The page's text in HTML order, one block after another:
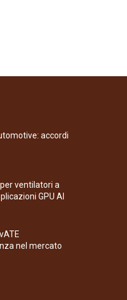
accordi
ventilatori a
GPU AI
nel mercato